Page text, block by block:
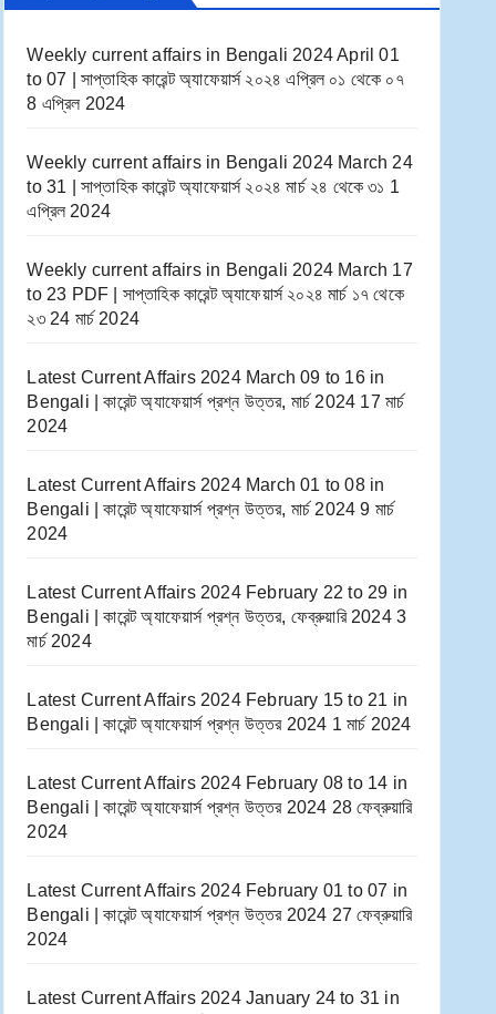
Weekly current affairs in Bengali 2024 April 01
to 07 | সাপ্তাহিক কারেন্ট অ্যাফেয়ার্স ২০২৪ এপ্রিল ০১ থেকে ০৭
8 এপ্রিল 2024
Weekly current affairs in Bengali 2024 March 24
to 31 | সাপ্তাহিক কারেন্ট অ্যাফেয়ার্স ২০২৪ মার্চ ২৪ থেকে ৩১ 1
এপ্রিল 2024
Weekly current affairs in Bengali 2024 March 17
to 23 PDF | সাপ্তাহিক কারেন্ট অ্যাফেয়ার্স ২০২৪ মার্চ ১৭ থেকে
২৩ 24 মার্চ 2024
Latest Current Affairs 2024 March 09 to 16​ in
Bengali | কারেন্ট অ্যাফেয়ার্স প্রশ্ন উত্তর, মার্চ 2024 17 মার্চ
2024
Latest Current Affairs 2024 March 01 to 08​ in
Bengali | কারেন্ট অ্যাফেয়ার্স প্রশ্ন উত্তর, মার্চ 2024 9 মার্চ
2024
Latest Current Affairs 2024 February 22 to 29​ in
Bengali | কারেন্ট অ্যাফেয়ার্স প্রশ্ন উত্তর, ফেব্রুয়ারি 2024 3
মার্চ 2024
Latest Current Affairs 2024 February 15 to 21​ in
Bengali | কারেন্ট অ্যাফেয়ার্স প্রশ্ন উত্তর 2024 1 মার্চ 2024
Latest Current Affairs 2024 February 08 to 14​ in
Bengali | কারেন্ট অ্যাফেয়ার্স প্রশ্ন উত্তর 2024 28 ফেব্রুয়ারি
2024
Latest Current Affairs 2024 February 01 to 07​ in
Bengali | কারেন্ট অ্যাফেয়ার্স প্রশ্ন উত্তর 2024 27 ফেব্রুয়ারি
2024
Latest Current Affairs 2024 January 24 to 31​ in